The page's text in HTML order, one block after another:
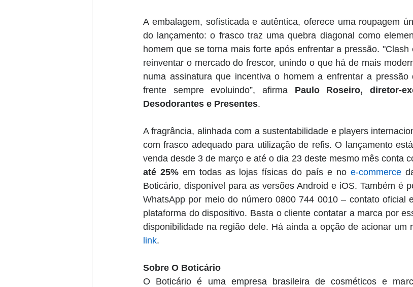
A embalagem, sofisticada e autêntica, oferece uma roupagem
do lançamento: o frasco traz uma quebra diagonal como
homem que se torna mais forte após enfrentar a pressão.
reinventar o mercado do frescor, unindo o que há de mais
numa assinatura que incentiva o homem a enfrentar a
frente sempre evoluindo”, afirma Paulo Roseiro, diretor-
Desodorantes e Presentes.
A fragrância, alinhada com a sustentabilidade e players
com frasco adequado para utilização de refis. O lançamento
venda desde 3 de março e até o dia 23 deste mesmo mês conta
até 25% em todas as lojas físicas do país e no e-commerce
Boticário, disponível para as versões Android e iOS. Também é
WhatsApp por meio do número 0800 744 0010 – contato oficial
plataforma do dispositivo. Basta o cliente contatar a marca por
disponibilidade na região dele. Há ainda a opção de acionar um
link.
Sobre O Boticário
O Boticário é uma empresa brasileira de cosméticos e